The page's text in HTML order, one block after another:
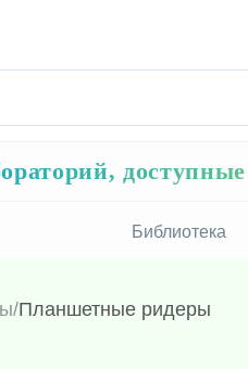
Библиотека
/Планшетные ридеры